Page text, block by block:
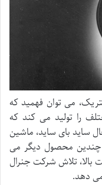
می توان فهمید که
محصول مختلف را تولید می کند که
ساید بای ساید، ماشین
چندین محصول دیگر می
تلاش شرکت جنرال
دهد.